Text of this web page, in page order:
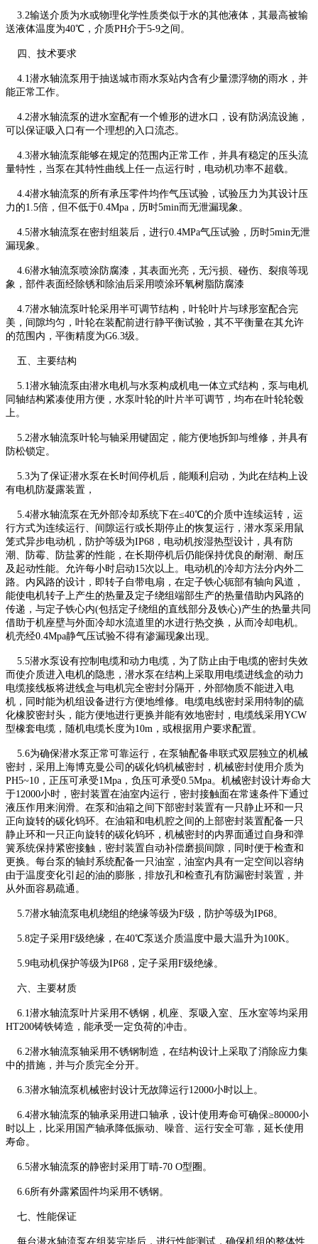
3.2输送介质为水或物理化学性质类似于水的其他液体，其最高被输
送液体温度为40℃，介质PH介于5-9之间。
四、技术要求
4.1潜水轴流泵用于抽送城市雨水泵站内含有少量漂浮物的雨水，并
能正常工作。
4.2潜水轴流泵的进水室配有一个锥形的进水口，设有防涡流设施，
可以保证吸入口有一个理想的入口流态。
4.3潜水轴流泵能够在规定的范围内正常工作，并具有稳定的压头流
量特性，当泵在其特性曲线上任一点运行时，电动机功率不超载。
4.4潜水轴流泵的所有承压零件均作气压试验，试验压力为其设计压
力的1.5倍，但不低于0.4Mpa，历时5min而无泄漏现象。
4.5潜水轴流泵在密封组装后，进行0.4MPa气压试验，历时5min无泄
漏现象。
4.6潜水轴流泵喷涂防腐漆，其表面光亮，无污损、碰伤、裂痕等现
象，部件表面经除锈和除油后采用喷涂环氧树脂防腐漆
4.7潜水轴流泵叶轮采用半可调节结构，叶轮叶片与球形室配合完
美，间隙均匀，叶轮在装配前进行静平衡试验，其不平衡量在其允许
的范围内，平衡精度为G6.3级。
五、主要结构
5.1潜水轴流泵由潜水电机与水泵构成机电一体立式结构，泵与电机
同轴结构紧凑使用方便，水泵叶轮的叶片半可调节，均布在叶轮轮毂
上。
5.2潜水轴流泵叶轮与轴采用键固定，能方便地拆卸与维修，并具有
防松锁定。
5.3为了保证潜水泵在长时间停机后，能顺利启动，为此在结构上设
有电机防凝露装置，
5.4潜水轴流泵在无外部冷却系统下在≤40℃的介质中连续运转，运
行方式为连续运行、间隙运行或长期停止的恢复运行，潜水泵采用鼠
笼式异步电动机，防护等级为IP68，电动机按湿热型设计，具有防
潮、防霉、防盐雾的性能，在长期停机后仍能保持优良的耐潮、耐压
及起动性能。允许每小时启动15次以上。电动机的冷却方法分内外二
路。内风路的设计，即转子自带电扇，在定子铁心轭部有轴向风道，
能使电机转子上产生的热量及定子绕组端部生产的热量借助内风路的
传递，与定子铁心内(包括定子绕组的直线部分及铁心)产生的热量共同
借助于机座壁与外面冷却水流道里的水进行热交换，从而冷却电机。
机壳经0.4Mpa静气压试验不得有渗漏现象出现。
5.5潜水泵设有控制电缆和动力电缆，为了防止由于电缆的密封失效
而使介质进入电机的隐患，潜水泵在结构上采取用电缆进线盒的动力
电缆接线板将进线盒与电机完全密封分隔开，外部物质不能进入电
机，同时能为机组设备进行方便地维修。电缆电线密封采用特制的硫
化橡胶密封头，能方便地进行更换并能有效地密封，电缆线采用YCW
型橡套电缆，随机电缆长度为10m，或根据用户要求配置。
5.6为确保潜水泵正常可靠运行，在泵轴配备串联式双层独立的机械
密封，采用上海博克曼公司的碳化钨机械密封，机械密封使用介质为
PH5~10，正压可承受1Mpa，负压可承受0.5Mpa。机械密封设计寿命大
于12000小时，密封装置在油室内运行，密封接触面在常速条件下通过
液压作用来润滑。在泵和油箱之间下部密封装置有一只静止环和一只
正向旋转的碳化钨环。在油箱和电机腔之间的上部密封装置配备一只
静止环和一只正向旋转的碳化钨环，机械密封的内界面通过自身和弹
簧系统保持紧密接触，密封装置自动补偿磨损间隙，同时便于检查和
更换。每台泵的轴封系统配备一只油室，油室内具有一定空间以容纳
由于温度变化引起的油的膨胀，排放孔和检查孔有防漏密封装置，并
从外面容易疏通。
5.7潜水轴流泵电机绕组的绝缘等级为F级，防护等级为IP68。
5.8定子采用F级绝缘，在40℃泵送介质温度中最大温升为100K。
5.9电动机保护等级为IP68，定子采用F级绝缘。
六、主要材质
6.1潜水轴流泵叶片采用不锈钢，机座、泵吸入室、压水室等均采用
HT200铸铁铸造，能承受一定负荷的冲击。
6.2潜水轴流泵轴采用不锈钢制造，在结构设计上采取了消除应力集
中的措施，并与介质完全分开。
6.3潜水轴流泵机械密封设计无故障运行12000小时以上。
6.4潜水轴流泵的轴承采用进口轴承，设计使用寿命可确保≥80000小
时以上，比采用国产轴承降低振动、噪音、运行安全可靠，延长使用
寿命。
6.5潜水轴流泵的静密封采用丁晴-70 O型圈。
6.6所有外露紧固件均采用不锈钢。
七、性能保证
每台潜水轴流泵在组装完毕后，进行性能测试，确保机组的整体性